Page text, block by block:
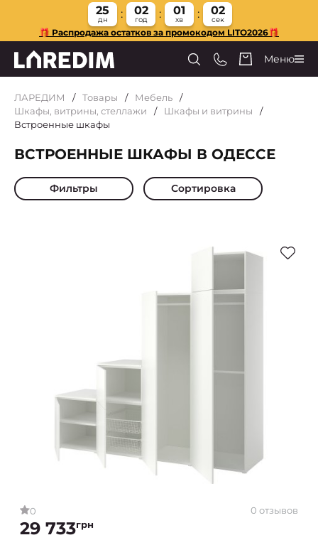
25
дн
02
год
01
хв
01
сек
🎁 Распродажа остатков за промокодом LITO2026🎁
Меню
ЛАРЕДИМ Товары
Мебель
Шкафы, витрины, стеллажи
Шкафы и витрины
Встроенные шкафы
ВСТРОЕННЫЕ ШКАФЫ В ОДЕССЕ
Фильтры Сортировка
0 0 отзывов
29 733грн